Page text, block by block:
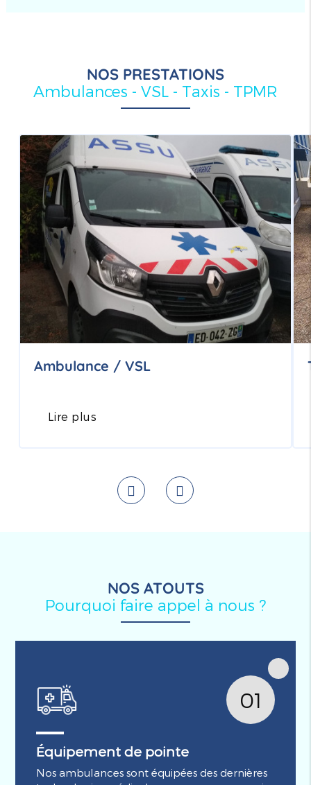
NOS PRESTATIONS
Ambulances - VSL - Taxis - TPMR
Ambulance / VSL
Lire plus
NOS ATOUTS
Pourquoi faire appel à nous ?
01
Équipement de pointe
Nos ambulances sont équipées des dernières